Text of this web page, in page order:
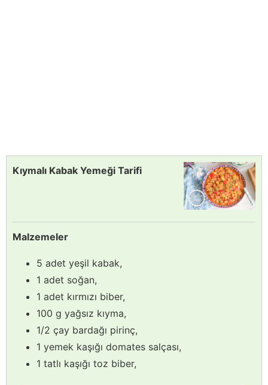
Kıymalı Kabak Yemeği Tarifi
Malzemeler
5 adet yeşil kabak,
1 adet soğan,
1 adet kırmızı biber,
100 g yağsız kıyma,
1/2 çay bardağı pirinç,
1 yemek kaşığı domates salçası,
1 tatlı kaşığı toz biber,